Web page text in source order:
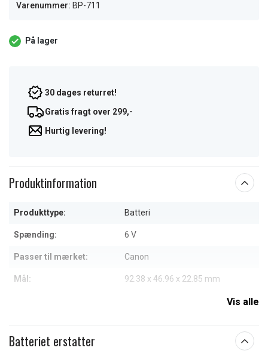
Varenummer: BP-711
På lager
30 dages returret!
Gratis fragt over 299,-
Hurtig levering!
Produktinformation
Produkttype: Batteri
Spænding: 6 V
Passer til mærket: Canon
Mål: 92.38 x 46.96 x 22.85 mm
Vis alle
Batteriet erstatter